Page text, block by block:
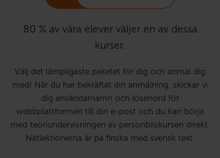
80 % av våra elever väljer en av dessa
kurser.
Välj det lämpligaste paketet för dig och anmäl dig
med! När du har bekräftat din anmälning, skickar vi
dig användarnamn och lösenord för
webbplattformen till din e-post och du kan börja
med teoriundervisningen av personbilskursen direkt.
Nätlektionerna är på finska med svensk text.